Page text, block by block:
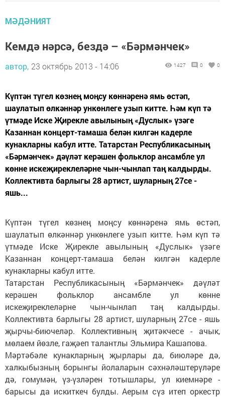
МӘДӘНИЯТ
Кемдә нәрсә, бездә – «Бәрмәнчек»
автор, 23 октябрь 2013 - 14:06 1427 0 0
Күптән түгел көзнең моңсу көннәренә ямь өстәп,
шаулатып өлкәннәр ункөнлеге узып китте. Һәм күп тә
үтмәде Иске Җирекле авылының «Дуслык» үзәге
Казаннан концерт-тамаша белән килгән кадерле
кунакларны кабул итте. Татарстан Республикасының
«Бәрмәнчек» дәүләт керәшен фольклор ансамбле ул
көнне искеҗиреклеләрне чын-чынлап таң калдырды.
Коллективта барлыгы 28 артист, шуларның 27се -
яшь...
Күптән түгел көзнең моңсу көннәренә ямь өстәп,
шаулатып өлкәннәр ункөнлеге узып китте. Һәм күп тә
үтмәде Иске Җирекле авылының «Дуслык» үзәге
Казаннан концерт-тамаша белән килгән кадерле
кунакларны кабул итте.
Татарстан Республикасының «Бәрмәнчек» дәүләт
керәшен фольклор ансамбле ул көнне
искеҗиреклеләрне чын-чынлап таң калдырды.
Коллективта барлыгы 28 артист, шуларның 27се - яшь
җырчы-биючеләр. Коллективның җитәкчесе - ачык,
мөлаем йөзле, гаҗәеп талантлы Эльмира Кашапова.
Мәртәбәле кунакларның җырлары да, биюләре дә,
халкыбызның борынгы йолаларын сәхнәләштерүләре
дә, гомумән, үз-үзләрен тотышлары, ул киемнәре -
барысы да искиткеч булды. Аерым сүз итеп оркестр